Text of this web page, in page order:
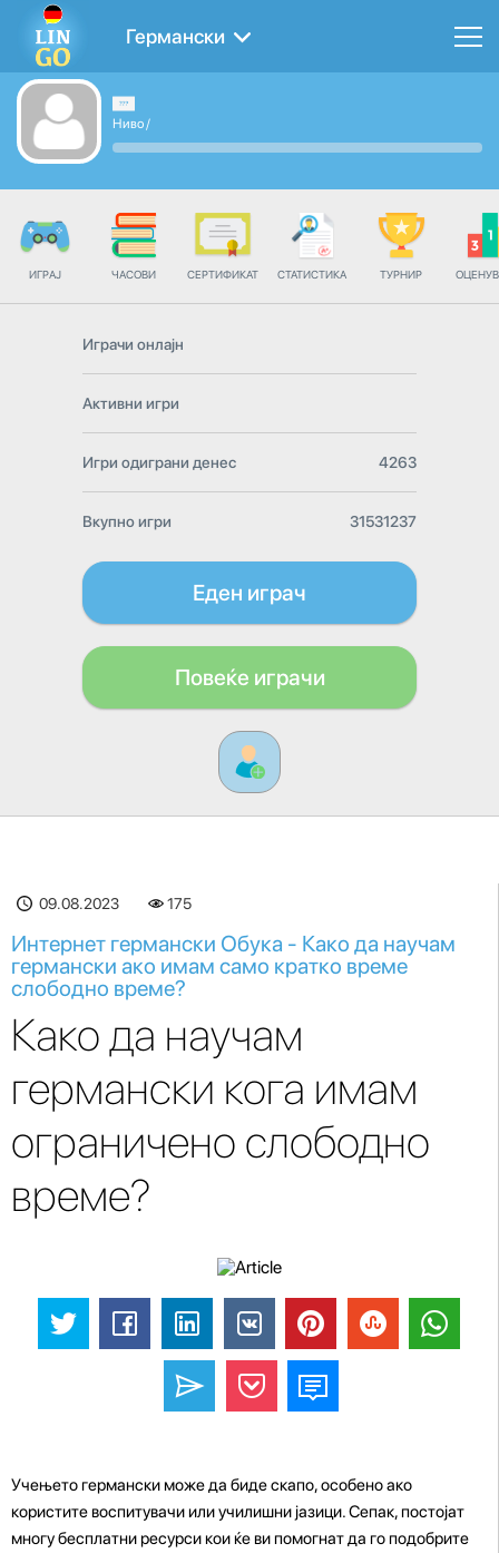
Германски
Ниво/
ИГРАЈ ЧАСОВИ СЕРТИФИКАТ СТАТИСТИКА ТУРНИР
Играчи онлајн
Активни игри
Игри одиграни денес 4263
Вкупно игри 31531237
Еден играч
Повеќе играчи
09.08.2023 175
Интернет германски Обука - Како да научам
германски ако имам само кратко време
слободно време?
Како да научам
германски кога имам
ограничено слободно
време?
Учењето германски може да биде скапо, особено ако
користите воспитувачи или училишни јазици. Сепак, постојат
многу бесплатни ресурси кои ќе ви помогнат да го подобрите